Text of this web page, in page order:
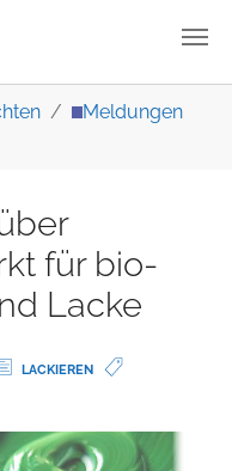
Meldungen
für bio-
Lacke
LACKIEREN